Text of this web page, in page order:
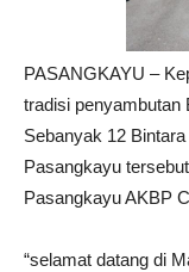
PASANGKAYU –
tradisi penyambutan
Sebanyak 12
Pasangkayu
Pasangkayu AKBP
“selamat datang di